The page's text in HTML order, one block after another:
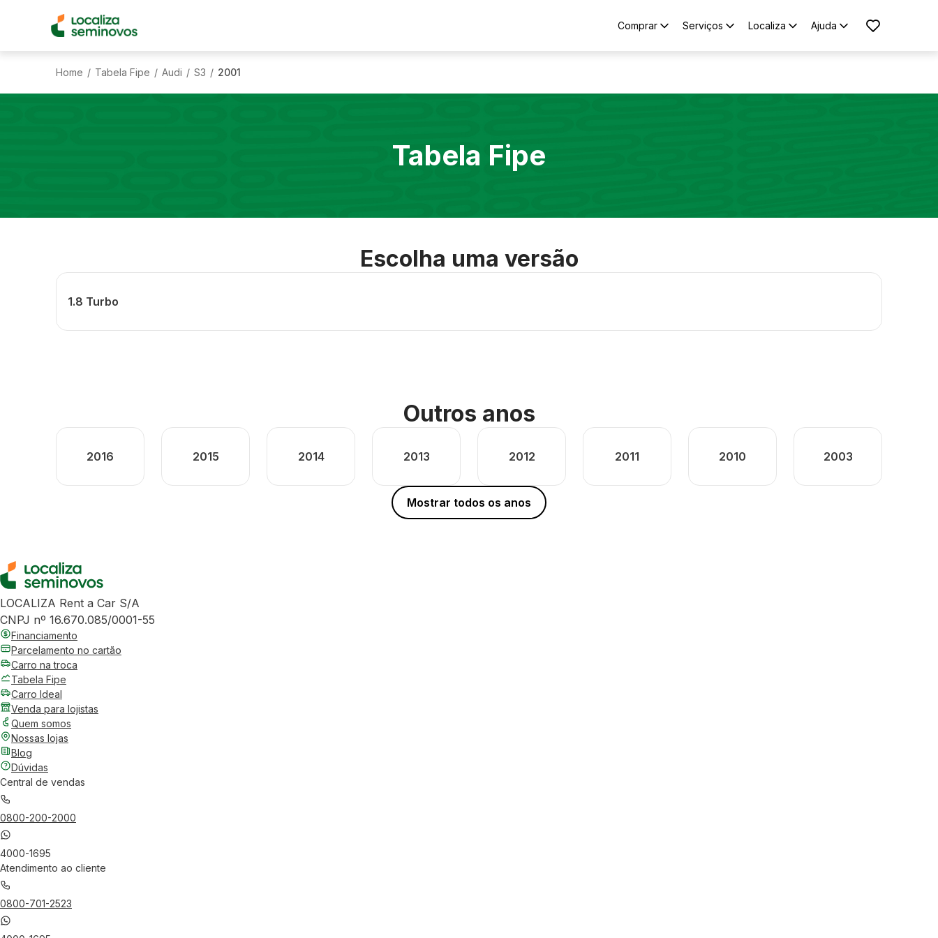
Comprar Serviços Localiza Ajuda
Home / Tabela Fipe / Audi / S3 / 2001
Tabela Fipe
Escolha uma versão
1.8 Turbo
Outros anos
2016 2015 2014 2013 2012 2011 2010 2003
Mostrar todos os anos
LOCALIZA Rent a Car S/A
CNPJ nº 16.670.085/0001-55
Financiamento
Parcelamento no cartão
Carro na troca
Tabela Fipe
Carro Ideal
Venda para lojistas
Quem somos
Nossas lojas
Blog
Dúvidas
Central de vendas
0800-200-2000
4000-1695
Atendimento ao cliente
0800-701-2523